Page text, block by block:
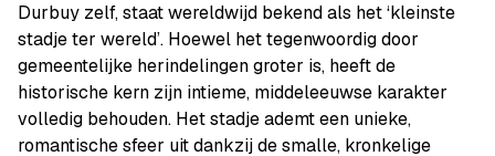
Durbuy zelf, staat wereldwijd bekend als het ‘kleinste
stadje ter wereld’. Hoewel het tegenwoordig door
gemeentelijke herindelingen groter is, heeft de
historische kern zijn intieme, middeleeuwse karakter
volledig behouden. Het stadje ademt een unieke,
romantische sfeer uit dankzij de smalle, kronkelige